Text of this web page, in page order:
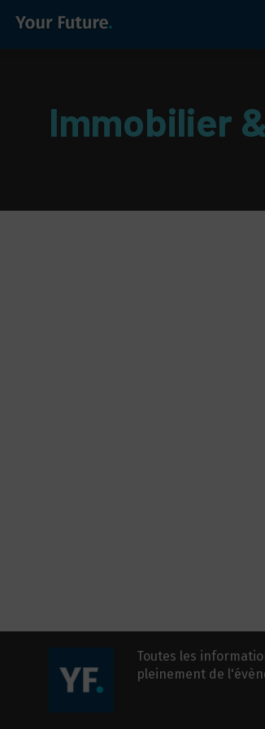
Immobilier
Toutes les
pleinement de